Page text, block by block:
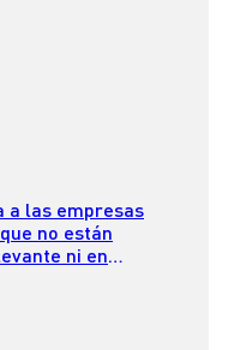
a las empresas
no están
ni en